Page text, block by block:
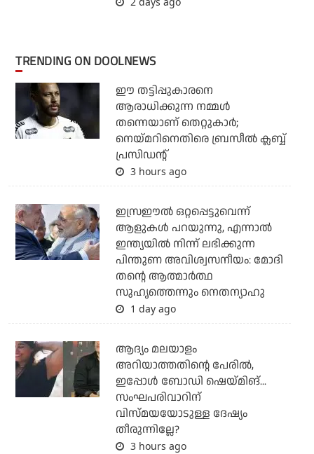
TRENDING ON DOOLNEWS
ഈ തട്ടിപ്പുകാരനെ
ആരാധിക്കുന്ന നമ്മള്‍
തന്നെയാണ് തെറ്റുകാര്‍;
നെയ്മറിനെതിരെ ബ്രസീല്‍ ക്ലബ്ബ്
പ്രസിഡന്റ്
3 hours ago
ഇസ്രഈല്‍ ഒറ്റപ്പെട്ടുവെന്ന്
ആളുകള്‍ പറയുന്നു, എന്നാല്‍
ഇന്ത്യയില്‍ നിന്ന് ലഭിക്കുന്ന
പിന്തുണ അവിശ്വസനീയം: മോദി
തന്റെ ആത്മാര്‍ത്ഥ
സുഹൃത്തെന്നും നെതന്യാഹു
1 day ago
ആദ്യം മലയാളം
അറിയാത്തതിന്റെ പേരില്‍,
ഇപ്പോള്‍ ബോഡി ഷെയ്മിങ്...
സംഘപരിവാറിന്
വിസ്മയയോടുള്ള ദേഷ്യം
തീരുന്നില്ലേ?
3 hours ago